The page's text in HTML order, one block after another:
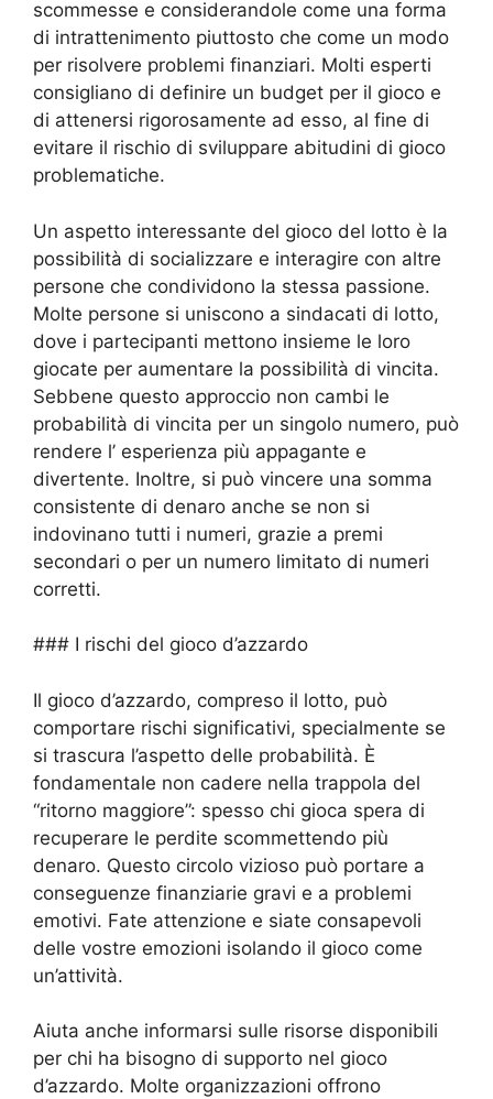
scommesse e considerandole come una forma
di intrattenimento piuttosto che come un modo
per risolvere problemi finanziari. Molti esperti
consigliano di definire un budget per il gioco e
di attenersi rigorosamente ad esso, al fine di
evitare il rischio di sviluppare abitudini di gioco
problematiche.
Un aspetto interessante del gioco del lotto è la
possibilità di socializzare e interagire con altre
persone che condividono la stessa passione.
Molte persone si uniscono a sindacati di lotto,
dove i partecipanti mettono insieme le loro
giocate per aumentare la possibilità di vincita.
Sebbene questo approccio non cambi le
probabilità di vincita per un singolo numero, può
rendere l’ esperienza più appagante e
divertente. Inoltre, si può vincere una somma
consistente di denaro anche se non si
indovinano tutti i numeri, grazie a premi
secondari o per un numero limitato di numeri
corretti.
### I rischi del gioco d’azzardo
Il gioco d’azzardo, compreso il lotto, può
comportare rischi significativi, specialmente se
si trascura l’aspetto delle probabilità. È
fondamentale non cadere nella trappola del
“ritorno maggiore”: spesso chi gioca spera di
recuperare le perdite scommettendo più
denaro. Questo circolo vizioso può portare a
conseguenze finanziarie gravi e a problemi
emotivi. Fate attenzione e siate consapevoli
delle vostre emozioni isolando il gioco come
un’attività.
Aiuta anche informarsi sulle risorse disponibili
per chi ha bisogno di supporto nel gioco
d’azzardo. Molte organizzazioni offrono